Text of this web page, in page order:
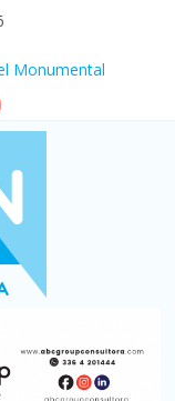
julio: bajó un 12,6%
Monumental
el sector
y consumo
el país, un 5,9%